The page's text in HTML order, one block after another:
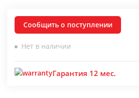
Сообщить о поступлении
Нет в наличии
Гарантия 12 мес.